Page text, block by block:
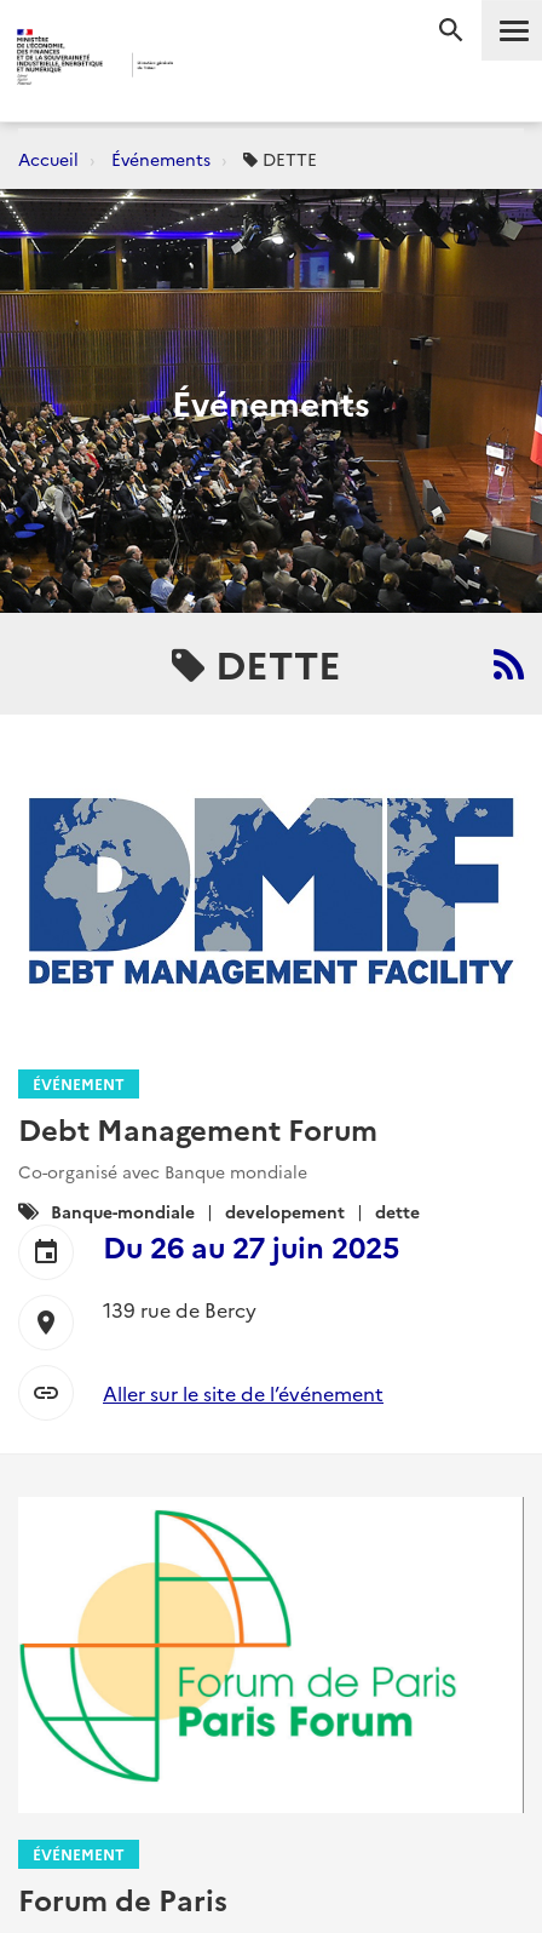
Accueil Événements DETTE
Événements
DETTE
ÉVÉNEMENT
Debt Management Forum
Co-organisé avec Banque mondiale
Catégories
:
Banque-mondiale developement dette
event Du 26 au 27 juin 2025
location_on 139 rue de Bercy
link Aller sur le site de l’événement
ÉVÉNEMENT
Forum de Paris